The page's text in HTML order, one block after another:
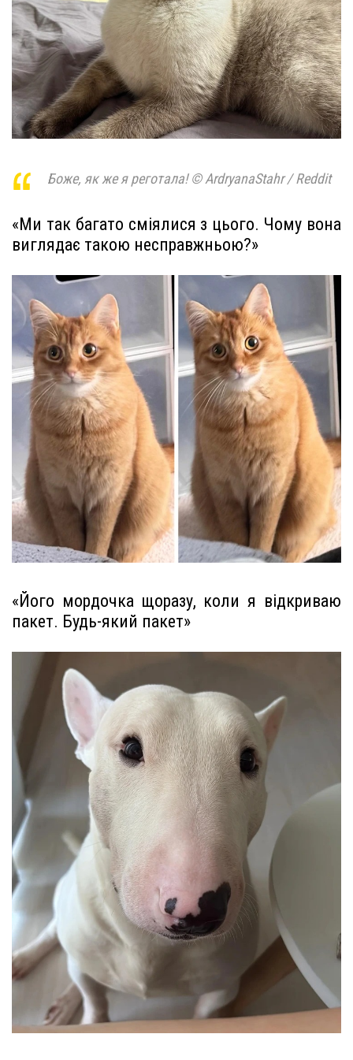
Боже, як же я реготала! © ArdryanaStahr / Reddit
«Ми так багато сміялися з цього. Чому вона
виглядає такою несправжньою?»
«Його мордочка щоразу, коли я відкриваю
пакет. Будь-який пакет»